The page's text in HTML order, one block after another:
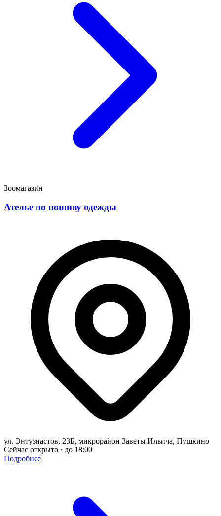
Зоомагазин
Ателье по пошиву одежды
ул. Энтузиастов, 23Б, микрорайон Заветы Ильича, Пушкино
Сейчас открыто · до 18:00
Подробнее